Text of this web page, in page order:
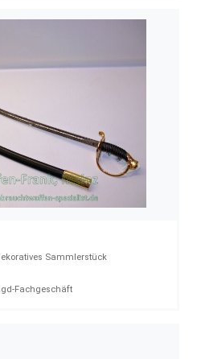
Sammlerstück
Fachgeschäft